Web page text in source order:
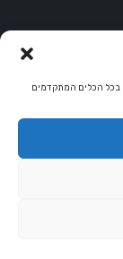
בכל הכלים המתקדמים